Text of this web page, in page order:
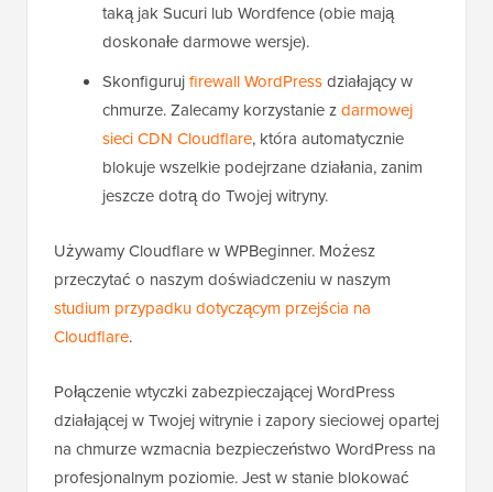
taką jak Sucuri lub Wordfence (obie mają
doskonałe darmowe wersje).
Skonfigurujfirewall WordPressdziałający w
chmurze. Zalecamy korzystanie zdarmowej
sieci CDN Cloudflare, która automatycznie
blokuje wszelkie podejrzane działania, zanim
jeszcze dotrą do Twojej witryny.
Używamy Cloudflare w WPBeginner. Możesz
przeczytać o naszym doświadczeniu w naszym
studium przypadku dotyczącym przejścia na
Cloudflare.
Połączenie wtyczki zabezpieczającej WordPress
działającej w Twojej witrynie i zapory sieciowej opartej
na chmurze wzmacnia bezpieczeństwo WordPress na
profesjonalnym poziomie. Jest w stanie blokować